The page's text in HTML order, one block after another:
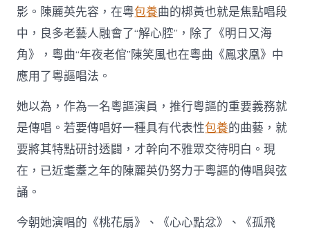
影。陳麗英先容，在粵包養曲的梆黃也就是焦點唱段
中，良多老藝人融會了“解心腔”，除了《明日又海
角》，粵曲“年夜老倌”陳笑風也在粵曲《鳳求凰》中
應用了粵謳唱法。
她以為，作為一名粵謳演員，推行粵謳的重要義務就
是傳唱。若要傳唱好一種具有代表性包養的曲藝，就
要將其特點研討透闢，才幹向不雅眾交待明白。現
在，已近耄耋之年的陳麗英仍努力于粵謳的傳唱與弦
誦。
今朝她演唱的《桃花扇》、《心心點忿》、《孤飛